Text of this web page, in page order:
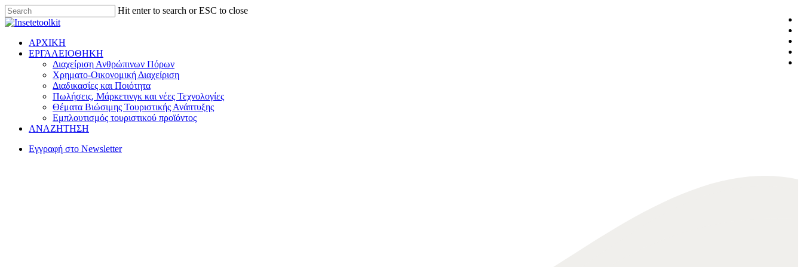
Hit enter to search or ESC to close
ΑΡΧΙΚΗ
ΕΡΓΑΛΕΙΟΘΗΚΗ
Διαχείριση Ανθρώπινων Πόρων
Χρηματο-Οικονομική Διαχείριση
Διαδικασίες και Ποιότητα
Πωλήσεις, Μάρκετινγκ και νέες Τεχνολογίες
Θέματα Βιώσιμης Τουριστικής Ανάπτυξης
Εμπλουτισμός τουριστικού προϊόντος
ΑΝΑΖΗΤΗΣΗ
Εγγραφή στο Newsletter